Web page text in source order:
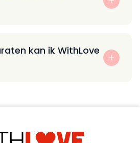
kan ik WithLove